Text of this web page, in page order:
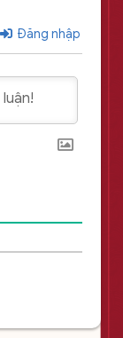
Đăng nhập